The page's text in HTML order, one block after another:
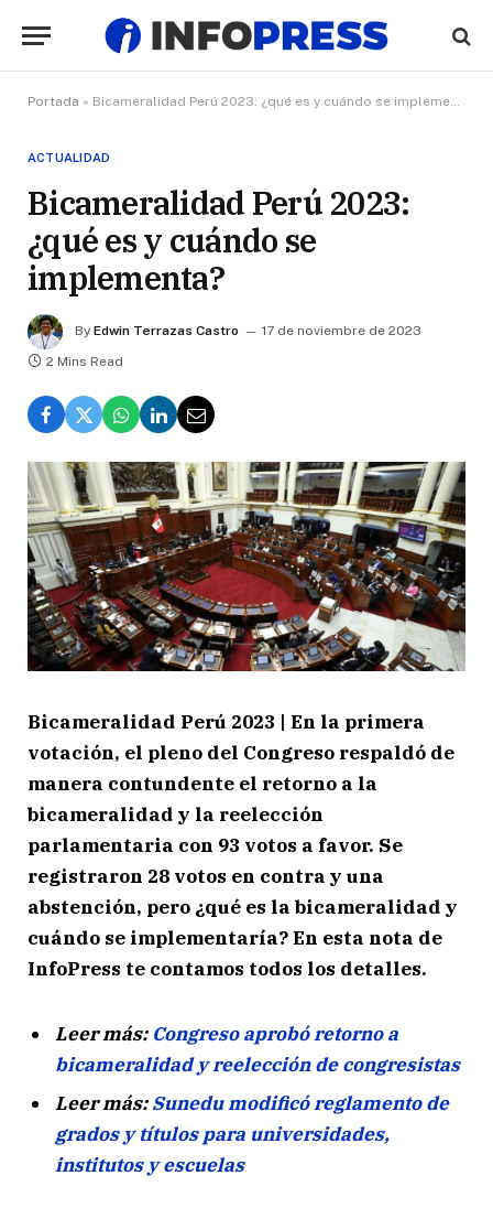
Portada » Bicameralidad Perú 2023: ¿qué es y cuándo se implementa?
ACTUALIDAD
Bicameralidad Perú 2023:
¿qué es y cuándo se
implementa?
By Edwin Terrazas Castro
17 de noviembre de 2023
2 Mins Read
Bicameralidad Perú 2023 | En la primera
votación, el pleno del Congreso respaldó de
manera contundente el retorno a la
bicameralidad y la reelección
parlamentaria con 93 votos a favor. Se
registraron 28 votos en contra y una
abstención, pero ¿qué es la bicameralidad y
cuándo se implementaría? En esta nota de
InfoPress te contamos todos los detalles.
Leer más: Congreso aprobó retorno a
bicameralidad y reelección de congresistas
Leer más:Sunedu modificó reglamento de
grados y títulos para universidades,
institutos y escuelas